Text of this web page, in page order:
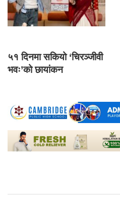
५१ दिनमा सकियो ‘चिरञ्जीवी
भवः’को छायांकन